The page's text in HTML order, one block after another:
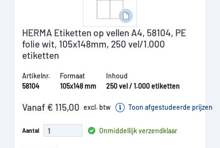
HERMA Etiketten op vellen A4, 58104, PE
folie wit, 105x148mm, 250 vel/1.000
etiketten
Artikelnr.
58104
Formaat
105x148 mm
Inhoud
250 vel / 1.000 etiketten
Vanaf € 115,00 excl. btw Toon afgestudeerde prijzen
Aantal Onmiddellijk verzendklaar